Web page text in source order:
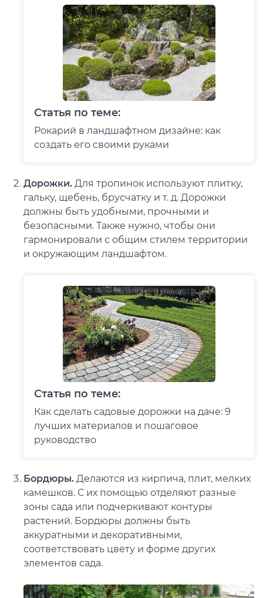
Статья по теме:
Рокарий в ландшафтном дизайне: как
создать его своими руками
Дорожки. Для тропинок используют плитку,
гальку, щебень, брусчатку и т. д. Дорожки
должны быть удобными, прочными и
безопасными. Также нужно, чтобы они
гармонировали с общим стилем территории
и окружающим ландшафтом.
Статья по теме:
Как сделать садовые дорожки на даче: 9
лучших материалов и пошаговое
руководство
Бордюры. Делаются из кирпича, плит, мелких
камешков. С их помощью отделяют разные
зоны сада или подчеркивают контуры
растений. Бордюры должны быть
аккуратными и декоративными,
соответствовать цвету и форме других
элементов сада.